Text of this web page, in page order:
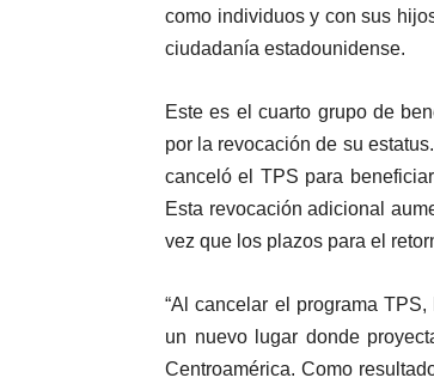
como individuos y con sus
ciudadanía estadounidense.
Este es el cuarto grupo de
por la revocación de su
canceló el TPS para
Esta revocación adicional
vez que los plazos para el
“Al cancelar el programa
un nuevo lugar donde
Centroamérica. Como